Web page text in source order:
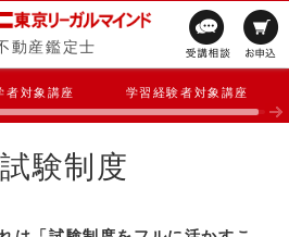
動産鑑定士
者対象講座 学習経験者対象講座
験制度